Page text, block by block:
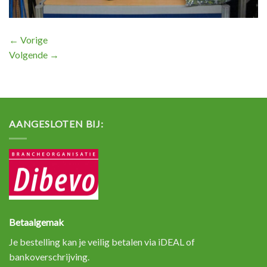
← Vorige
Volgende →
AANGESLOTEN BIJ:
Betaalgemak
Je bestelling kan je veilig betalen via iDEAL of
bankoverschrijving.